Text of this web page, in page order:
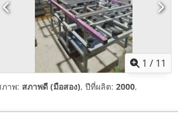
1 / 11
าพ: สภาพดี (มือสอง), ปีที่ผลิต: 2000,